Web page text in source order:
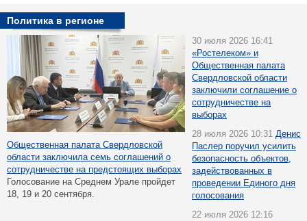
Политика в регионе
Общественная палата Свердловской
области заключила семь соглашений о
сотрудничестве на предстоящих выборах
Голосование на Среднем Урале пройдет
18, 19 и 20 сентября.
30 июля 2026 16:41
«Ростелеком» и
Общественная палата
Свердловской области
заключили соглашение о
сотрудничестве на
выборах
28 июля 2026 10:31 Денис
Паслер поручил усилить
безопасность объектов,
задействованных в
проведении Единого дня
голосования
22 июля 2026 12:16